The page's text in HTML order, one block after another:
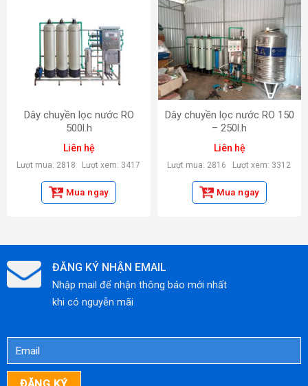
Dây chuyền lọc nước RO
500l.h
Liên hệ
Lượt mua: 2818 Lượt xem: 3417
Mua ngay
Dây chuyền lọc nước RO 150
– 250l.h
Liên hệ
Lượt mua: 2816 Lượt xem: 3312
Mua ngay
ĐĂNG KÝ NHẬN EMAIL
Nhập mail để nhận thông báo mới nhất
khi có nguyễn mãi